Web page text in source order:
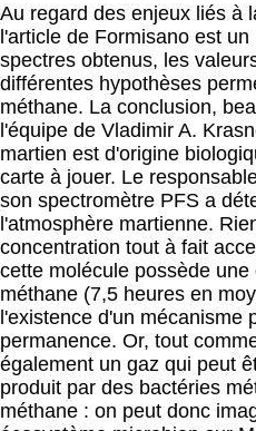
Au regard des enjeux liés à
l'article de Formisano est
spectres obtenus, les
différentes hypothèses
méthane. La conclusion,
l'équipe de Vladimir A.
martien est d'origine
carte à jouer. Le
son spectromètre PFS a
l'atmosphère martienne.
concentration tout à fait
cette molécule possède
méthane (7,5 heures en
l'existence d'un mécanisme
permanence. Or, tout
également un gaz qui peut
produit par des bactéries
méthane : on peut donc